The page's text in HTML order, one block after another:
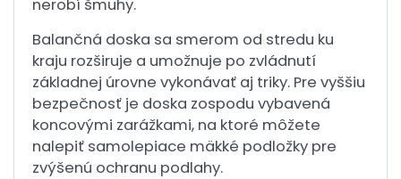
nerobí šmuhy.
Balančná doska sa smerom od stredu ku
kraju rozširuje a umožnuje po zvládnutí
základnej úrovne vykonávať aj triky. Pre vyššiu
bezpečnosť je doska zospodu vybavená
koncovými zarážkami, na ktoré môžete
nalepiť samolepiace mäkké podložky pre
zvýšenú ochranu podlahy.